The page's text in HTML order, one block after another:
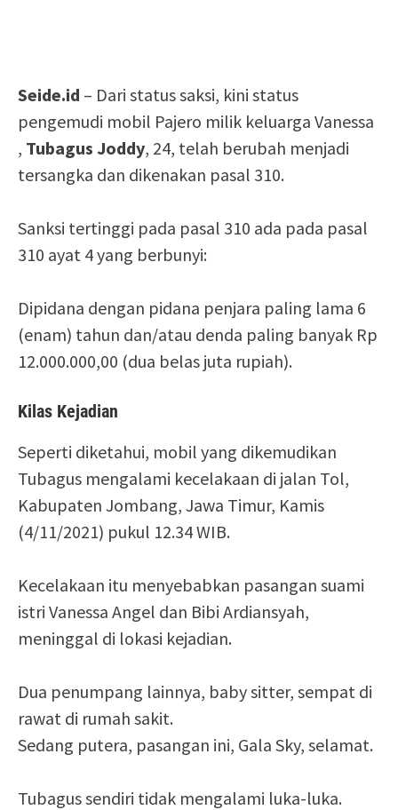
Seide.id – Dari status saksi, kini status
pengemudi mobil Pajero milik keluarga Vanessa
, Tubagus Joddy, 24, telah berubah menjadi
tersangka dan dikenakan pasal 310.
Sanksi tertinggi pada pasal 310 ada pada pasal
310 ayat 4 yang berbunyi:
Dipidana dengan pidana penjara paling lama 6
(enam) tahun dan/atau denda paling banyak Rp
12.000.000,00 (dua belas juta rupiah).
Kilas Kejadian
Seperti diketahui, mobil yang dikemudikan
Tubagus mengalami kecelakaan di jalan Tol,
Kabupaten Jombang, Jawa Timur, Kamis
(4/11/2021) pukul 12.34 WIB.
Kecelakaan itu menyebabkan pasangan suami
istri Vanessa Angel dan Bibi Ardiansyah,
meninggal di lokasi kejadian.
Dua penumpang lainnya, baby sitter, sempat di
rawat di rumah sakit.
Sedang putera, pasangan ini, Gala Sky, selamat.
Tubagus sendiri tidak mengalami luka-luka.